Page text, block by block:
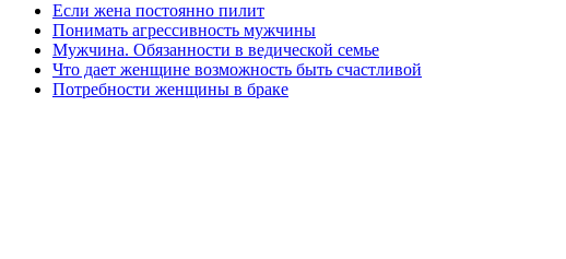
Если жена постоянно пилит
Понимать агрессивность мужчины
Мужчина. Обязанности в ведической семье
Что дает женщине возможность быть счастливой
Потребности женщины в браке